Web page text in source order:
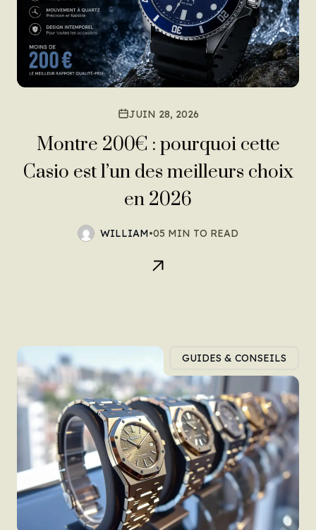
JUIN 28, 2026
Montre 200€ : pourquoi cette
Casio est l’un des meilleurs choix
en 2026
WILLIAM•05 MIN TO READ
GUIDES & CONSEILS